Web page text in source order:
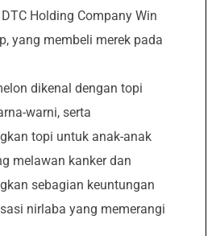
Holding Company Win
yang membeli merek pada
dikenal dengan topi
warni, serta
topi untuk anak-anak
melawan kanker dan
sebagian keuntungan
nirlaba yang memerangi